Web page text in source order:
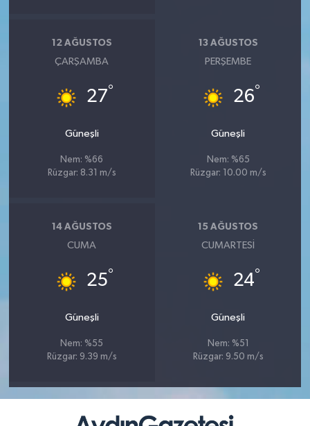
12 AĞUSTOS
ÇARŞAMBA
27°
Güneşli
Nem: %66
Rüzgar: 8.31 m/s
13 AĞUSTOS
PERŞEMBE
26°
Güneşli
Nem: %65
Rüzgar: 10.00 m/s
14 AĞUSTOS
CUMA
25°
Güneşli
Nem: %55
Rüzgar: 9.39 m/s
15 AĞUSTOS
CUMARTESI
24°
Güneşli
Nem: %51
Rüzgar: 9.50 m/s